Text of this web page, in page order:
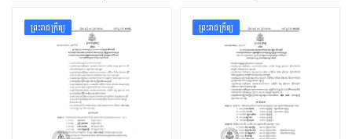
ព្រះរាជក្រឹត្យ ព្រះរាជក្រឹត្យ